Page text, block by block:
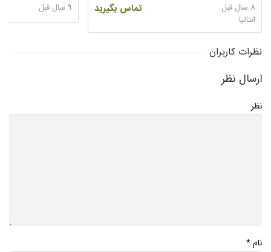
تماس بگیرید
8 سال قبل
انتاليا
9 سال قبل
نظرات کاربران
ارسال نظر
نظر
نام*